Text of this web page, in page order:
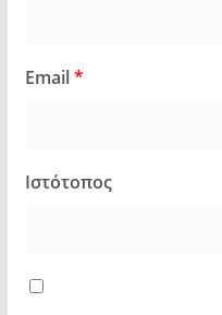
Email*
Ιστότοπος